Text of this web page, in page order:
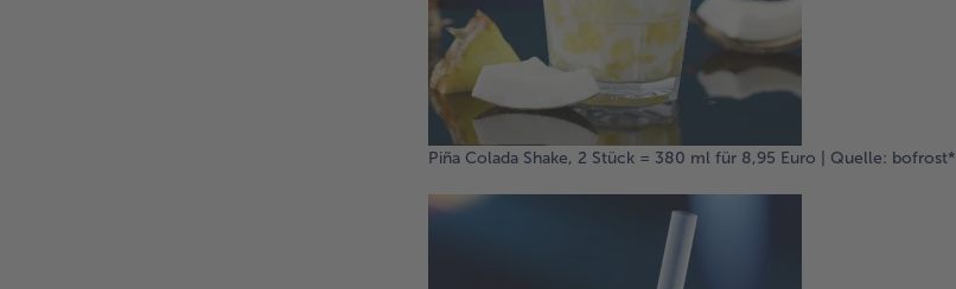
Piña Colada Shake, 2 Stück = 380 ml für 8,95 Euro | Quelle: bofrost*